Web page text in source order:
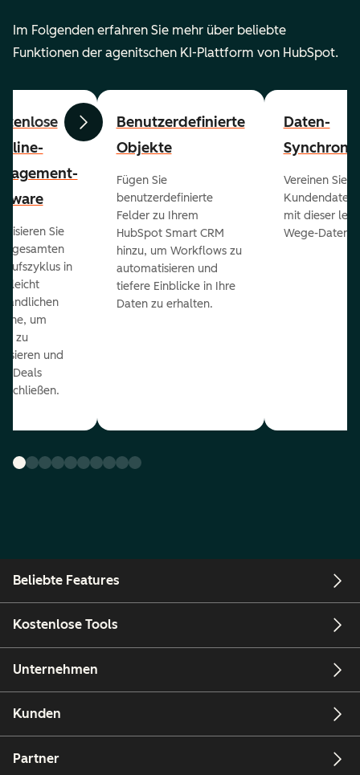
Im Folgenden erfahren Sie mehr über beliebte
Funktionen der agenitschen KI-Plattform von HubSpot.
ZurückWeiter
Sie
gesamten
in
leicht
um
zu
und
Deals
Benutzerdefinierte
Objekte
Fügen Sie
benutzerdefinierte
Felder zu Ihrem
HubSpot Smart CRM
hinzu, um Workflows zu
automatisieren und
tiefere Einblicke in Ihre
Daten zu erhalten.
Daten-
Vereinen Sie
Kundendaten
mit dieser
Wege-Daten-
Beliebte Features
Kostenlose Tools
Unternehmen
Kunden
Partner